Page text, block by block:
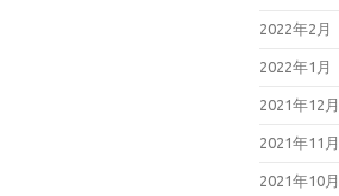
2022年2月
2022年1月
2021年12月
2021年11月
2021年10月